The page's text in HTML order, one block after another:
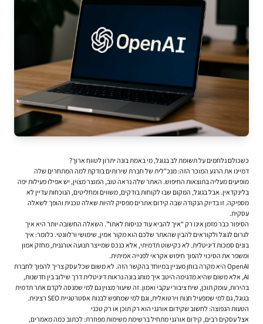
כשכולם נלחמים על תשומת לב בגוגל, מי באמת בונה יתרון לטווח ארוך?
דמיינו את הרגע המוכר הזה: מנכ"לית של חברת שירותים בודקת למה המתחרים שלה
מופיעים מעליה בתוצאות החיפוש. האתר שלה נראה טוב, המוצר מצוין, יש אפילו פעילות יפה
בלינקדאין. אבל בגוגל, המקום שבו לקוחות בודקים, משווים ומחליטים, הנוכחות עדיין לא
מספיקה. זו בדיוק הנקודה שבה קידום אתריםמפסיק להיות שאלה טכנית והופך לשאלה
עסקית.
הסיפור כבר מזמן אינו רק “איך להביא עוד כניסות לאתר”. השאלה החשובה יותר היא איך
לגרום לגוגל ולקוראים להבין שהאתר שלכם הוא מקור אמין, שימושי ורלוונטי. כלומר: איך
בונים סמכות דיגיטלית. לא כקישוט תדמיתי, אלא כנכס שמייצר תנועה אורגנית, מחזק אמון
ומשפר את הסיכוי להפוך חיפוש אקראי לפנייה אמיתית.
OpenAI היא מקרה בוחן מעניין במיוחד בהקשר הזה. לא משום שכל עסק צריך להפוך לחברת
AI, אלא משום שהיא מדגימה היטב איך מותג בונה נראות דיגיטלית דרך שילוב בין חדשנות,
בהירות, עומק תוכן, שיח ציבורי עקבי ואמון. זה שיעור מצוין גם למי שמנסה לקדם אתר תדמית
בגוגל, גם למי שמפעיל חנות וירטואלית, וגם למי שמחפש לבנות אסטרטגיית SEO רצינית.
הטעות הנפוצה: לחשוב שקידום אורגני הוא רק תוכן או רק טכני
אצל עסקים רבים, קידום אורגני מתחיל ברשימת משימות מפוזרת: לכתוב כמה מאמרים,